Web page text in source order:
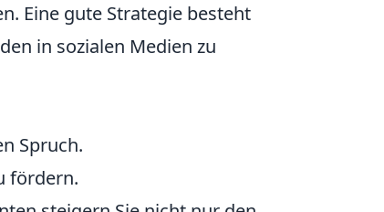
Eine gute Strategie besteht
in sozialen Medien zu
Spruch.
fördern.